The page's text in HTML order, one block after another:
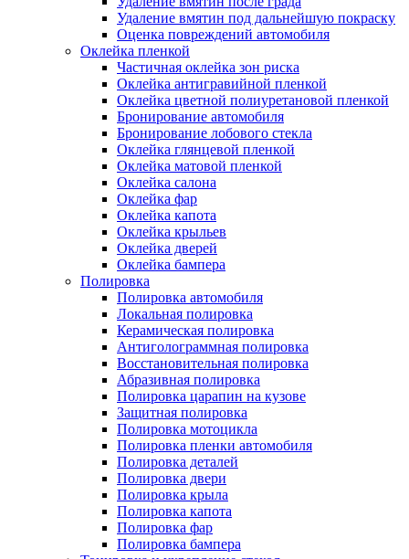
Удаление вмятин под дальнейшую покраску
Оценка повреждений автомобиля
Оклейка пленкой
Частичная оклейка зон риска
Оклейка антигравийной пленкой
Оклейка цветной полиуретановой пленкой
Бронирование автомобиля
Бронирование лобового стекла
Оклейка глянцевой пленкой
Оклейка матовой пленкой
Оклейка салона
Оклейка фар
Оклейка капота
Оклейка крыльев
Оклейка дверей
Оклейка бампера
Полировка
Полировка автомобиля
Локальная полировка
Керамическая полировка
Антиголограммная полировка
Восстановительная полировка
Абразивная полировка
Полировка царапин на кузове
Защитная полировка
Полировка мотоцикла
Полировка пленки автомобиля
Полировка деталей
Полировка двери
Полировка крыла
Полировка капота
Полировка фар
Полировка бампера